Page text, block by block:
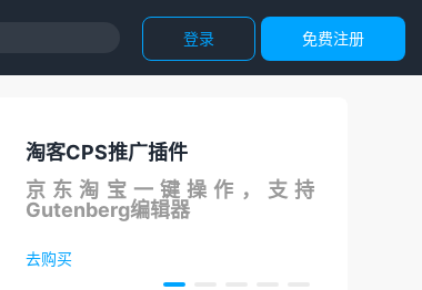
登录 免费注册
淘客CPS推广插件
京东淘宝一键操作，支持
Gutenberg编辑器
去购买